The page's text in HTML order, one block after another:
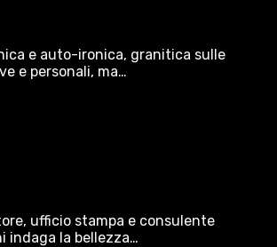
e auto-ironica, granitica sulle
e personali, ma…
ufficio stampa e consulente
indaga la bellezza…